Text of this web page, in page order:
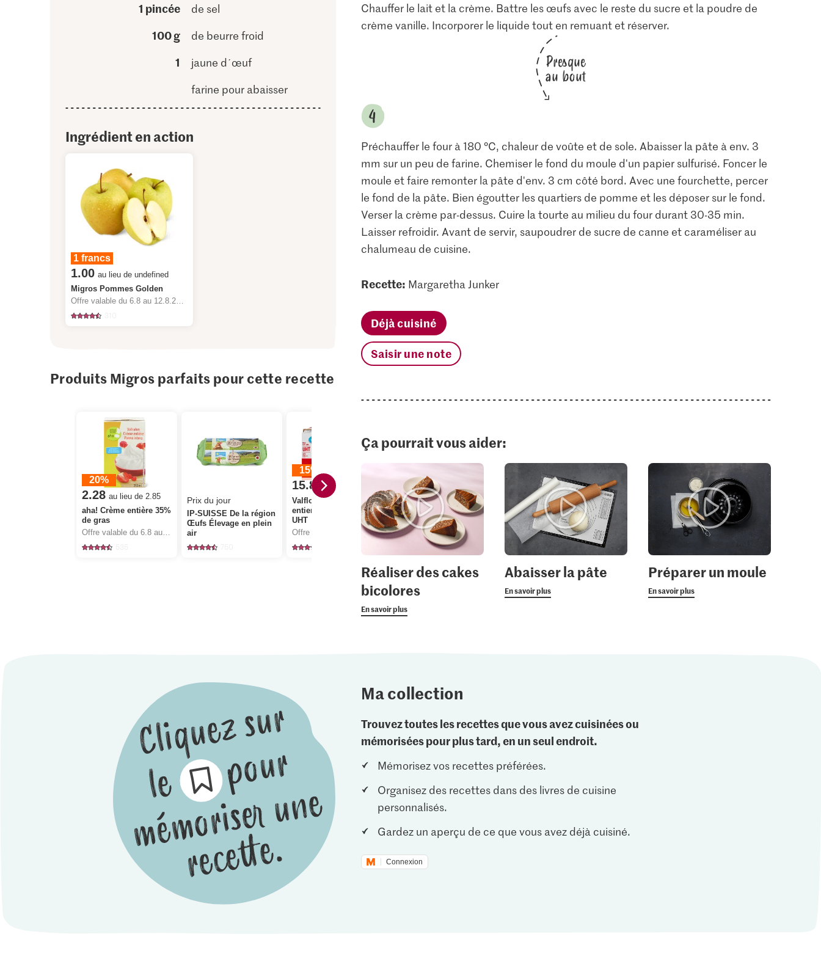
1 pincée de sel
100 g de beurre froid
1
jaune d´œuf
farine pour abaisser
Ingrédient en action
1 francs
1.00 au lieu de undefined
Migros Pommes Golden
Offre valable du 6.8 au 12.8.2026, jusqu’à épuisement du stock.
Produits Migros parfaits pour cette recette
20%
2.28 au lieu de 2.85
aha! Crème entière 35%
de gras
Prix du jour
IP-SUISSE De la région
Œufs Élevage en plein
air
15%
15.80 au lieu de 18.60
Valflora IP-SUISSE Lait
entier 3.5 % de gras,
UHT
Offre valable du 6.8 au 12.8.2026, jusqu’à épuisement du stock.
20%
15.20 au lieu de 19.00
Migros IP-SUISSE
Farine fleur
5
1.80
M-Classic IP-SUISSE
Cristal Sucre fin
cristallisé
3.85
Die Butter Beurre
2.30
Migros Sucre brut à
partir de canne à sucre
gros cristaux
Chauffer le lait et la crème. Battre les œufs avec le reste du sucre et la poudre de
crème vanille. Incorporer le liquide tout en remuant et réserver.
Presque
au bout
Préchauffer le four à 180 °C, chaleur de voûte et de sole. Abaisser la pâte à env. 3
mm sur un peu de farine. Chemiser le fond du moule d'un papier sulfurisé. Foncer le
moule et faire remonter la pâte d'env. 3 cm côté bord. Avec une fourchette, percer
le fond de la pâte. Bien égoutter les quartiers de pomme et les déposer sur le fond.
Verser la crème par-dessus. Cuire la tourte au milieu du four durant 30-35 min.
Laisser refroidir. Avant de servir, saupoudrer de sucre de canne et caraméliser au
chalumeau de cuisine.
Recette: Margaretha Junker
Déjà cuisiné
Saisir une note
Ça pourrait vous aider:
Réaliser des cakes
bicolores
En savoir plus
Abaisser la pâte
En savoir plus
Préparer un moule
En savoir plus
Ma collection
Trouvez toutes les recettes que vous avez cuisinées ou
mémorisées pour plus tard, en un seul endroit.
Mémorisez vos recettes préférées.
Organisez des recettes dans des livres de cuisine
personnalisés.
Gardez un aperçu de ce que vous avez déjà cuisiné.
Connexion